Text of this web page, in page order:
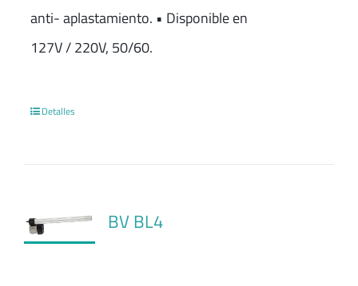
anti- aplastamiento. • Disponible en
127V / 220V, 50/60.
Detalles
BV BL4